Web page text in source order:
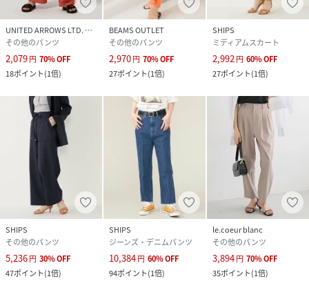
UNITED ARROWS LTD. OUTLET
その他のパンツ
2,079円 70%OFF
18ポイント(1倍)
BEAMS OUTLET
その他のパンツ
2,970円 70%OFF
27ポイント(1倍)
SHIPS
ミディアムスカート
2,992円 60%OFF
27ポイント(1倍)
SHIPS
その他のパンツ
5,236円 30%OFF
47ポイント(1倍)
SHIPS
ジーンズ・デニムパンツ
10,384円 60%OFF
94ポイント(1倍)
le.coeur blanc
その他のパンツ
3,894円 70%OFF
35ポイント(1倍)